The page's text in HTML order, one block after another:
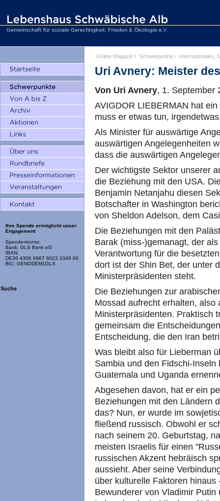
Ihre Spende ermöglicht unser
Engagement
Spendenkonto:
Bank: GLS Bank eG
IBAN:
DE36 4306 0967 8023 3348 00
BIC: GENODEM1GLS
Suche
Online Magazin / Schwerpunkte / Internationales,
Uri Avnery: Meister
Von Uri Avnery, 1. September
AVIGDOR LIEBERMAN hat
muss er etwas tun,
Als Minister für auswärtige
auswärtigen Angelegenheiten
dass die auswärtigen
Der wichtigste Sektor unserer
die Beziehung mit den USA.
Benjamin Netanjahu diesen
Botschafter in Washington
von Sheldon Adelson, dem
Die Beziehungen mit den
Barak (miss-)gemanagt, der
Verantwortung für die
dort ist der Shin Bet, der unter
Ministerpräsidenten steht.
Die Beziehungen zur
Mossad aufrecht erhalten,
Ministerpräsidenten. Praktisch
gemeinsam die
Entscheidung, die den Iran
Was bleibt also für Lieberman
Sambia und den Fidschi-
Guatemala und Uganda
Abgesehen davon, hat er ein
Beziehungen mit den Ländern
das? Nun, er wurde im
fließend russisch. Obwohl er
nach seinem 20. Geburtstag,
meisten Israelis für einen
russischen Akzent hebräisch
aussieht. Aber seine
über kulturelle Faktoren
Bewunderer von Vladimir